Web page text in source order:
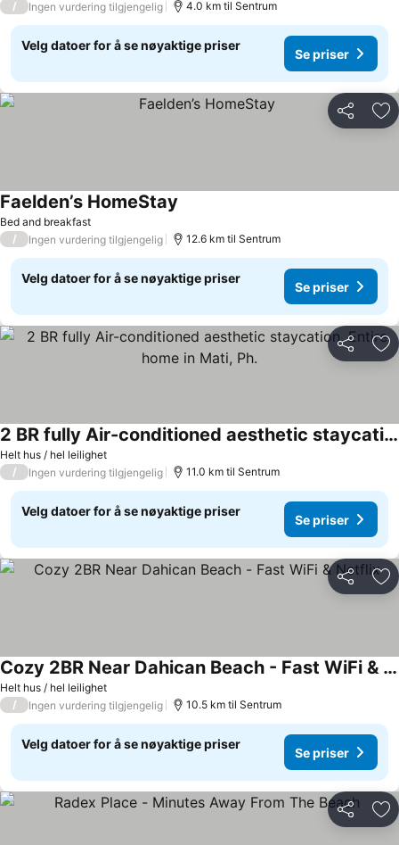
/ Ingen vurdering tilgjengelig 4.0 km til Sentrum
Velg datoer for å se nøyaktige priser
Se priser
Del
Bed and breakfast
Faelden’s HomeStay
/ Ingen vurdering tilgjengelig 12.6 km til Sentrum
Velg datoer for å se nøyaktige priser
Se priser
Del
Helt hus / hel leilighet
2 BR fully Air-conditioned aesthetic staycation, Entire home in Mati, Ph.
Se priser
/ Ingen vurdering tilgjengelig 11.0 km til Sentrum
Velg datoer for å se nøyaktige priser
Se priser
Del
Helt hus / hel leilighet
Cozy 2BR Near Dahican Beach - Fast WiFi & Netflix
Se priser
/ Ingen vurdering tilgjengelig 10.5 km til Sentrum
Velg datoer for å se nøyaktige priser
Se priser
Del